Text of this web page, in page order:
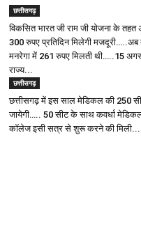
छत्तीसगढ़
विकसित भारत जी राम जी योजना के तहत
300 रुपए प्रतिदिन मिलेगी
मनरेगा में 261 रुपए मिलती थी…..15
राज्य...
छत्तीसगढ़
छत्तीसगढ़ में इस साल मेडिकल की 250
जायेगी….. 50 सीट के साथ कवर्धा
कॉलेज इसी सत्र से शुरू करने की मिली...